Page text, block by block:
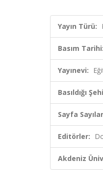
Yayın Türü:
Basım Tarihi:
Yayınevi:
Basıldığı
Sayfa
Editörler:
Akdeniz